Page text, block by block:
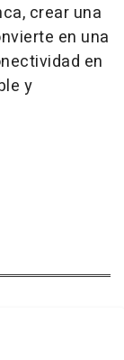
crear una
en una
en
y